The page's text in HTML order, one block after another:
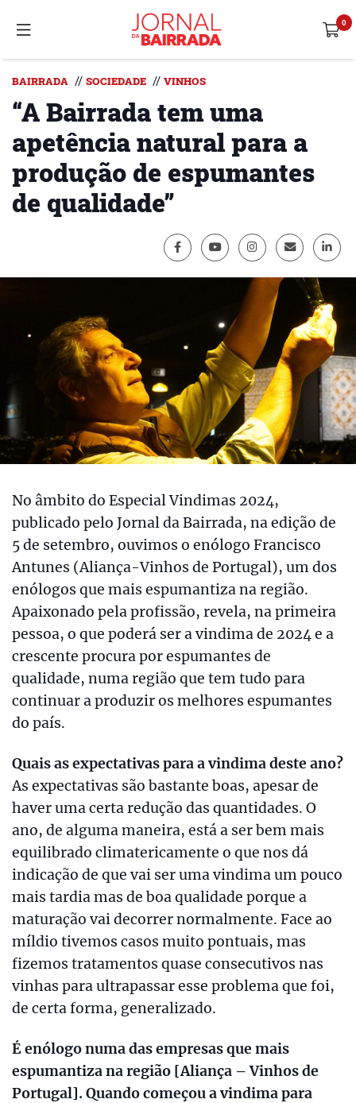
BAIRRADA // SOCIEDADE // VINHOS
“A Bairrada tem uma
apetência natural para a
produção de espumantes
de qualidade”
No âmbito do Especial Vindimas 2024,
publicado pelo Jornal da Bairrada, na edição de
5 de setembro, ouvimos o enólogo Francisco
Antunes (Aliança-Vinhos de Portugal), um dos
enólogos que mais espumantiza na região.
Apaixonado pela profissão, revela, na primeira
pessoa, o que poderá ser a vindima de 2024 e a
crescente procura por espumantes de
qualidade, numa região que tem tudo para
continuar a produzir os melhores espumantes
do país.
Quais as expectativas para a vindima deste ano?
As expectativas são bastante boas, apesar de
haver uma certa redução das quantidades. O
ano, de alguma maneira, está a ser bem mais
equilibrado climatericamente o que nos dá
indicação de que vai ser uma vindima um pouco
mais tardia mas de boa qualidade porque a
maturação vai decorrer normalmente. Face ao
míldio tivemos casos muito pontuais, mas
fizemos tratamentos quase consecutivos nas
vinhas para ultrapassar esse problema que foi,
de certa forma, generalizado.
É enólogo numa das empresas que mais
espumantiza na região [Aliança – Vinhos de
Portugal]. Quando começou a vindima para